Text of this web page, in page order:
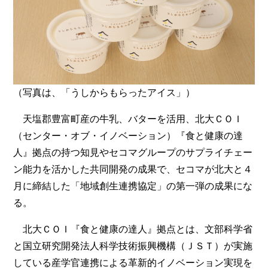
（写真は、「うしからもらったアイス」）
天塩郡豊富町産の牛乳、バターを活用、北大ＣＯＩ
（センター・オブ・イノベーション）『食と健康の達
人』拠点の持つ知見やセコマグループのサプライチェー
ン能力を活かした共同開発の成果で、セコマが北大と４
月に締結した「地域創生連携協定」の第一弾の成果にな
る。
北大ＣＯＩ『食と健康の達人』拠点とは、文部科学省
と国立研究開発法人科学技術振興機構（ＪＳＴ）が実施
している産学官連携による革新的イノベーション実現を